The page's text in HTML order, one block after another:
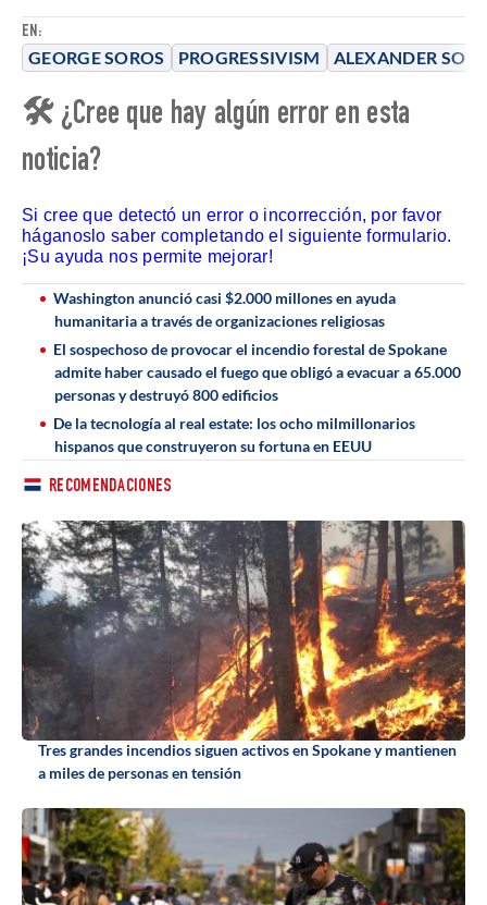
EN:
GEORGE SOROS PROGRESSIVISM ALEXANDER
🛠 ¿Cree que hay algún error en esta
noticia?
Si cree que detectó un error o incorrección, por favor
háganoslo saber completando el siguiente formulario.
¡Su ayuda nos permite mejorar!
Washington anunció casi $2.000 millones en ayuda
humanitaria a través de organizaciones religiosas
El sospechoso de provocar el incendio forestal de Spokane
admite haber causado el fuego que obligó a evacuar a 65.000
personas y destruyó 800 edificios
De la tecnología al real estate: los ocho milmillonarios
hispanos que construyeron su fortuna en EEUU
RECOMENDACIONES
Tres grandes incendios siguen activos en Spokane y mantienen
a miles de personas en tensión